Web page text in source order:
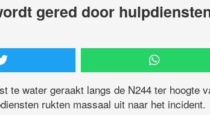
gered door
te water geraakt langs de N244 ter hoogte
rukten massaal uit naar het incident.